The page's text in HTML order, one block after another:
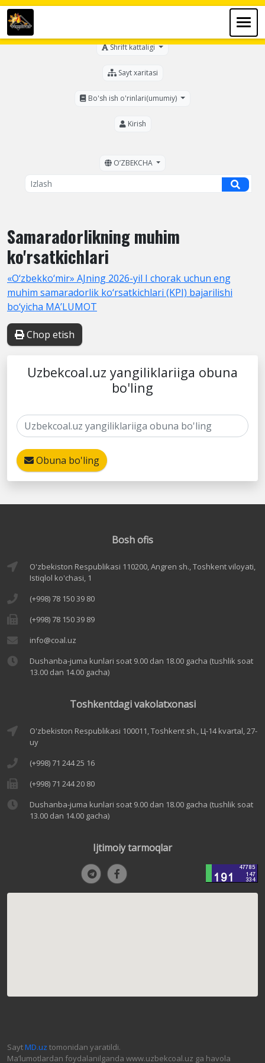
Shrift kattaligi
Sayt xaritasi
Bo'sh ish o'rinlari(umumiy)
Kirish
OʼZBEKCHA
Samaradorlikning muhim
ko'rsatkichlari
«O‘zbekko‘mir» AJning 2026-yil I chorak uchun eng
muhim samaradorlik ko‘rsatkichlari (KPI) bajarilishi
bo‘yicha MA’LUMOT
Chop etish
Uzbekcoal.uz yangiliklariiga obuna
bo'ling
Obuna bo'ling
Bosh ofis
O'zbekiston Respublikasi 110200, Angren sh., Toshkent viloyati,
Istiqlol ko'chasi, 1
(+998) 78 150 39 80
(+998) 78 150 39 89
info@coal.uz
Dushanba-juma kunlari soat 9.00 dan 18.00 gacha (tushlik soat
13.00 dan 14.00 gacha)
Toshkentdagi vakolatxonasi
O'zbekiston Respublikasi 100011, Toshkent sh., Ц-14 kvartal, 27-
uy
(+998) 71 244 25 16
(+998) 71 244 20 80
Dushanba-juma kunlari soat 9.00 dan 18.00 gacha (tushlik soat
13.00 dan 14.00 gacha)
Ijtimoiy tarmoqlar
SaytMD.uz tomonidan yaratildi.
Ma’lumotlardan foydalanilganda www.uzbekcoal.uz ga havola